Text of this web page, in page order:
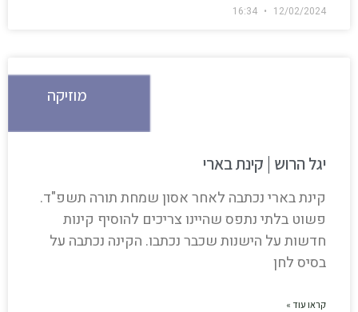
12/02/2024
מוזיקה
יגל הרוש | קינת בארי
קינת בארי נכתבה לאחר אסון שמחת תורה תשפ"ד.
פשוט בלתי נתפס שהיינו צריכים להוסיף קינות
חדשות על הישנות שכבר נכתבו. הקינה נכתבה על
בסיס לחן
קראו עוד »